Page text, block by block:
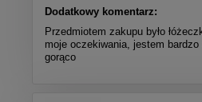
Dodatkowy komentarz:
Przedmiotem zakupu było
moje oczekiwania, jestem
gorąco